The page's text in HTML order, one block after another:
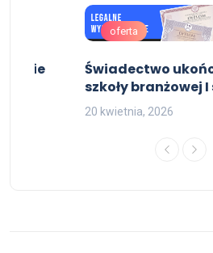
oferta
Świadectwo
szkoły branżowej
20 kwietnia, 2026